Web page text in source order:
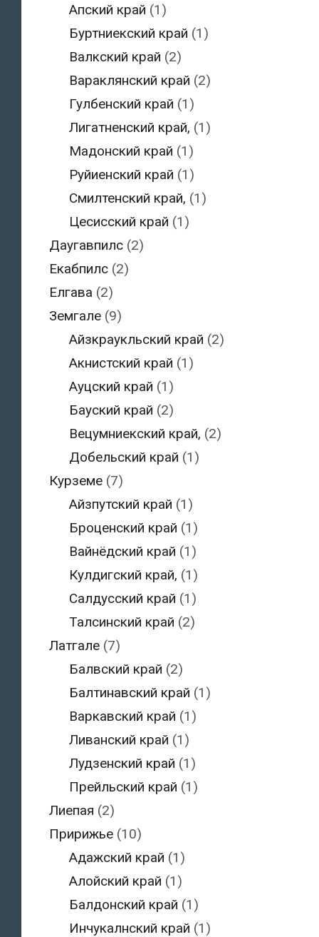
Апский край (1)
Буртниекский край (1)
Валкский край (2)
Вараклянский край (2)
Гулбенский край (1)
Лигатненский край, (1)
Мадонский край (1)
Руйиенский край (1)
Смилтенский край, (1)
Цесисский край (1)
Даугавпилс(2)
Екабпилс(2)
Елгава (2)
Земгале(9)
Айзкраукльский край (2)
Акнистский край (1)
Ауцский край (1)
Бауский край (2)
Вецумниекский край, (2)
Добельский край (1)
Курземе(7)
Айзпутский край (1)
Броценский край (1)
Вайнёдский край (1)
Кулдигский край, (1)
Салдусский край (1)
Талсинский край (2)
Латгале(7)
Балвский край (2)
Балтинавский край (1)
Варкавский край (1)
Ливанский край (1)
Лудзенский край (1)
Прейльский край (1)
Лиепая (2)
Пририжье(10)
Адажский край (1)
Алойский край (1)
Балдонский край (1)
Инчукалнский край (1)